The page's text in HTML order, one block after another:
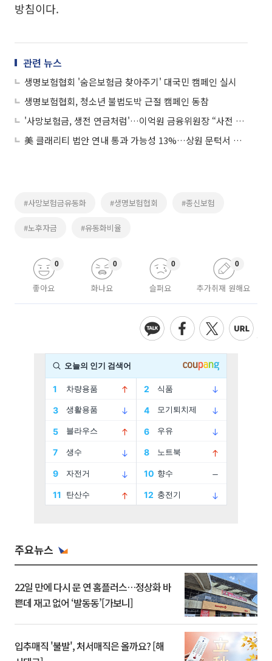
방침이다.
관련 뉴스
생명보험협회 '숨은보험금 찾아주기' 대국민 캠페인 실시
생명보험협회, 청소년 불법도박 근절 캠페인 동참
'사망보험금, 생전 연금처럼'…이억원 금융위원장 “사전 안내 중요”
美 클래리티 법안 연내 통과 가능성 13%…상원 문턱서 제동
#사망보험금유동화 #생명보험협회 #종신보험
#노후자금 #유동화비율
좋아요
0
화나요
0
슬퍼요
0
추가취재 원해요
0
주요뉴스
22일 만에 다시 문 연 홈플러스…정상화 바
쁜데 재고 없어 ‘발동동’[가보니]
입추매직 '불발', 처서매직은 올까요? [해